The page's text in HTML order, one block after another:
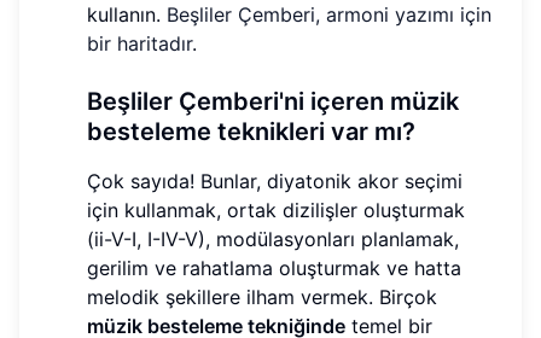
kullanın. Beşliler Çemberi, armoni yazımı için
bir haritadır.
Beşliler Çemberi'ni içeren müzik
besteleme teknikleri var mı?
Çok sayıda! Bunlar, diyatonik akor seçimi
için kullanmak, ortak dizilişler oluşturmak
(ii-V-I, I-IV-V), modülasyonları planlamak,
gerilim ve rahatlama oluşturmak ve hatta
melodik şekillere ilham vermek. Birçok
müzik besteleme tekniğinde temel bir